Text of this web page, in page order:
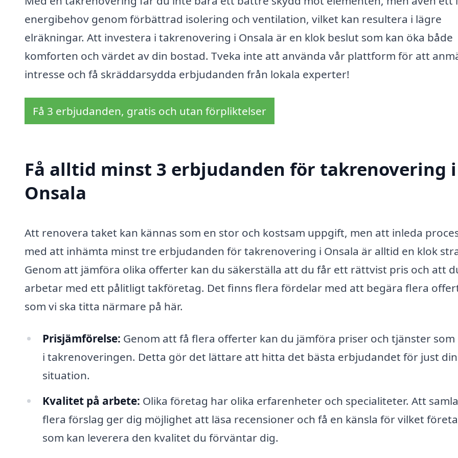
energibehov genom förbättrad isolering och ventilation, vilket kan resultera i lägre
elräkningar. Att investera i takrenovering i Onsala är en klok beslut som kan öka både
komforten och värdet av din bostad. Tveka inte att använda vår plattform för att
intresse och få skräddarsydda erbjudanden från lokala experter!
Få 3 erbjudanden, gratis och utan förpliktelser
Få alltid minst 3 erbjudanden för takrenovering i
Onsala
Att renovera taket kan kännas som en stor och kostsam uppgift, men att inleda
med att inhämta minst tre erbjudanden för takrenovering i Onsala är alltid en klok
Genom att jämföra olika offerter kan du säkerställa att du får ett rättvist pris och att
arbetar med ett pålitligt takföretag. Det finns flera fördelar med att begära flera
som vi ska titta närmare på här.
Prisjämförelse: Genom att få flera offerter kan du jämföra priser och tjänster
i takrenoveringen. Detta gör det lättare att hitta det bästa erbjudandet för just din
situation.
Kvalitet på arbete: Olika företag har olika erfarenheter och specialiteter. Att
flera förslag ger dig möjlighet att läsa recensioner och få en känsla för vilket
som kan leverera den kvalitet du förväntar dig.